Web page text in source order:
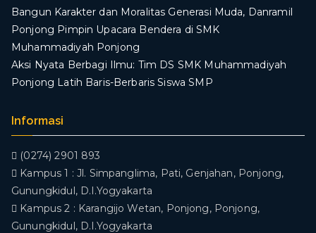
Bangun Karakter dan Moralitas Generasi Muda, Danramil
Ponjong Pimpin Upacara Bendera di SMK
Muhammadiyah Ponjong
​Aksi Nyata Berbagi Ilmu: Tim DS SMK Muhammadiyah
Ponjong Latih Baris-Berbaris Siswa SMP
Informasi
(0274) 2901 893
Kampus 1 : Jl. Simpanglima, Pati, Genjahan, Ponjong,
Gunungkidul, D.I.Yogyakarta
Kampus 2 : Karangijo Wetan, Ponjong, Ponjong,
Gunungkidul, D.I.Yogyakarta